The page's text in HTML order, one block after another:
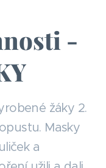
-
žáky 2.
Masky
a